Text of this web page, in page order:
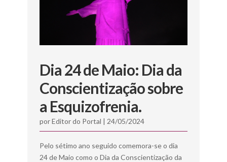
Dia 24 de Maio: Dia da
Conscientização sobre
a Esquizofrenia.
porEditor do Portal | 24/05/2024
Pelo sétimo ano seguido comemora-se o dia
24 de Maio como o Dia da Conscientização da